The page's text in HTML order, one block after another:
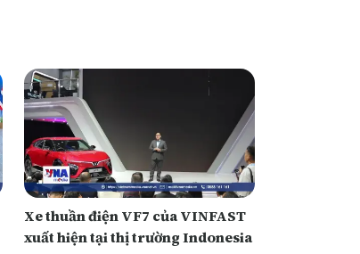
Xe thuần điện VF7 của VINFAST
xuất hiện tại thị trường Indonesia